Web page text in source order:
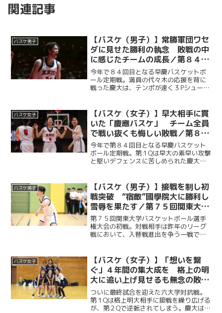
関連記事
バスケ男子
【バスケ（男子）】常勝軍団ワセ
ダに見せた勝利の執念 敗戦の中
に感じたチームの成長／第８４回
早慶バスケットボール定期戦
今年で８４回目となる早慶バスケットボ
ール定期戦。満員の代々木の応援を背に
戦った慶大は、テンポが速く３Pシュート
北）や桑原佑尚（総２・済々黌）を中心
に得点を重ねていく。早大...
バスケ女子
【バスケ（女子）】早大相手に貫
いた「慶應バスケ」 チーム全員
で戦い抜くも悔しい敗戦／第８４
回早慶バスケットボール定期戦
今年で第８４回目となる早慶バスケット
ボール定期戦。第１Qは早大の素早い攻撃
と堅いデフェンスに苦しめられた慶大だ
を喫したものの、最後まで慶應らしい泥
臭いバスケを貫き、４...
バスケ男子
【バスケ（男子）】接戦を制し初
戦突破 “宿敵”國學院大に勝利し
雪辱を果たす／第７５回関東大学
バスケットボール選手権大会vs國
學院大
第７５回関東大学バスケットボール選手
権大会の初戦。対戦相手は昨年のリーグ
戦において、入替戦進出を争う一戦で敗
（商３・大垣北）を中心に、前半は攻守
ともに相手を圧倒する。後半...
バスケ女子
【バスケ（女子）】「想いを繋
ぐ」４年間の集大成を 格上の明
大に追い上げ見せるも無念の敗戦
／第４３回東京六大学女子バスケ
ットボール対抗戦
ついに最終試合を迎えた六大学対抗戦。
第１Qは格上明大相手に接戦を繰り広げる
が、第２Qで逆転されてしまう。慶大は河